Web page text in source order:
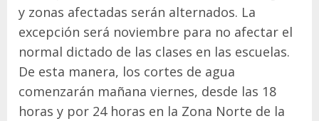
y zonas afectadas serán alternados. La
excepción será noviembre para no afectar el
normal dictado de las clases en las escuelas.
De esta manera, los cortes de agua
comenzarán mañana viernes, desde las 18
horas y por 24 horas en la Zona Norte de la